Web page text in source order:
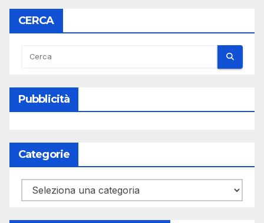
CERCA
Pubblicità
Categorie
Categorie